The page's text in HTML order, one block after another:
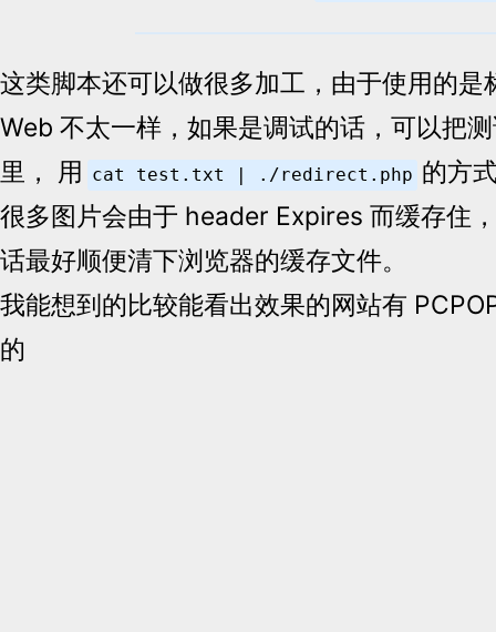
这类脚本还可以做很多加工，由于使用的是
Web 不太一样，如果是调试的话，可以把
里， 用
cat test.txt | ./redirect.php 的方
很多图片会由于 header Expires 而缓存住
话最好顺便清下浏览器的缓存文件。
我能想到的比较能看出效果的网站有
的